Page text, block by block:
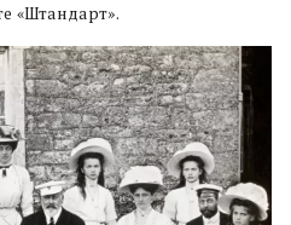
«Штандарт».